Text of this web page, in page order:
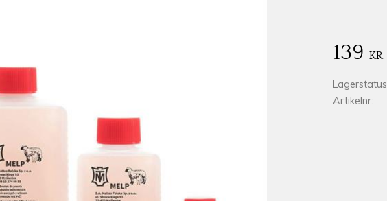
139 KR
Lagerstatus
Artikelnr